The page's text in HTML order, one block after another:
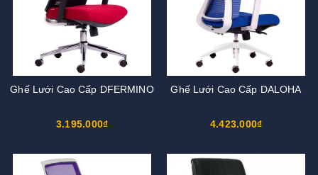
Ghế Lưới Cao Cấp DFERMINO
3.195.000₫
Ghế Lưới Cao Cấp DALOHA
4.423.000₫